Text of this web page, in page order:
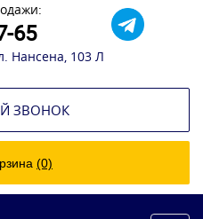
65
Нансена, 103 Л
ЗВОНОК
(0)